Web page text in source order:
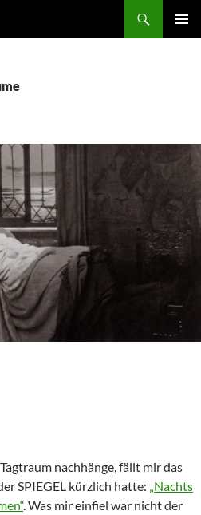
nachhänge, fällt mir das
SPIEGEL kürzlich hatte: „Nachts
. Was mir einfiel war nicht der